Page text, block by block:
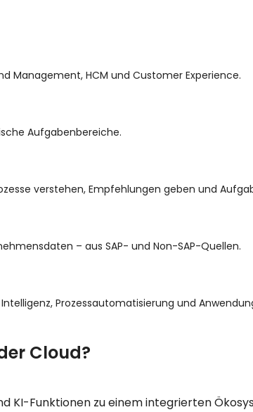
Management, HCM und Customer Experience.
Aufgabenbereiche.
verstehen, Empfehlungen geben und
– aus SAP- und Non-SAP-Quellen.
Prozessautomatisierung und
Cloud?
KI-Funktionen zu einem integrierten